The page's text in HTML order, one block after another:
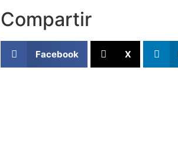
Compartir
Facebook X